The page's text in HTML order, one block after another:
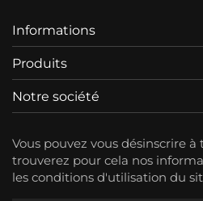
Informations
Produits
Notre société
Vous pouvez vous désinscrire
trouverez pour cela nos
les conditions d'utilisation du